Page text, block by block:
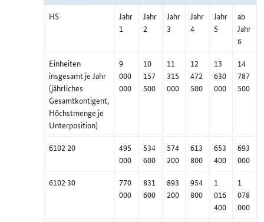
HS
Jahr
1
Jahr
2
Jahr
3
Jahr
4
Jahr
5
ab
Jahr
6
Einheiten
insgesamt je Jahr
(jährliches
Gesamtkontigent,
Höchstmenge je
Unterposition)
9
000
000
10
157
500
11
315
000
12
472
500
13
630
000
14
787
500
6102 20
495
000
534
600
574
200
613
800
653
400
693
000
6102 30
770
000
831
600
893
200
954
800
1
016
400
1
078
000